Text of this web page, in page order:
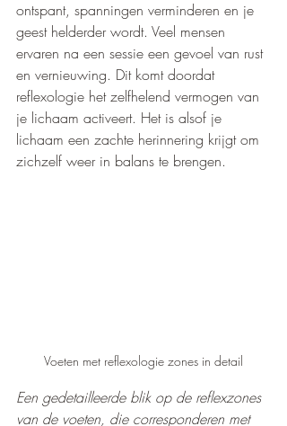
ontspant, spanningen verminderen en je
geest helderder wordt. Veel mensen
ervaren na een sessie een gevoel van rust
en vernieuwing. Dit komt doordat
reflexologie het zelfhelend vermogen van
je lichaam activeert. Het is alsof je
lichaam een zachte herinnering krijgt om
zichzelf weer in balans te brengen.
Voeten met reflexologie zones in detail
Een gedetailleerde blik op de reflexzones
van de voeten, die corresponderen met